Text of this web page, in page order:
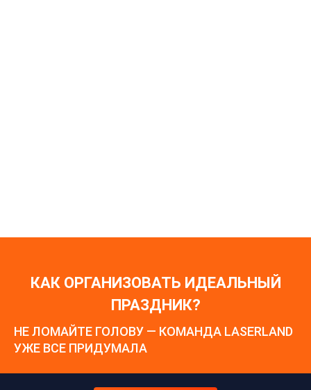
КАК ОРГАНИЗОВАТЬ ИДЕАЛЬНЫЙ
ПРАЗДНИК?
НЕ ЛОМАЙТЕ ГОЛОВУ — КОМАНДА LASERLAND
УЖЕ ВСЕ ПРИДУМАЛА